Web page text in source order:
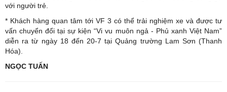
với người trẻ.
* Khách hàng quan tâm tới VF 3 có thể trải nghiệm xe và được tư
vấn chuyển đổi tại sự kiện “Vi vu muôn ngả - Phủ xanh Việt Nam”
diễn ra từ ngày 18 đến 20-7 tại Quảng trường Lam Sơn (Thanh
Hóa).
NGỌC TUẤN